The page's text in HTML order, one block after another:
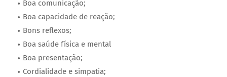
Boa comunicação;
Boa capacidade de reação;
Bons reflexos;
Boa saúde física e mental
Boa presentação;
Cordialidade e simpatia;